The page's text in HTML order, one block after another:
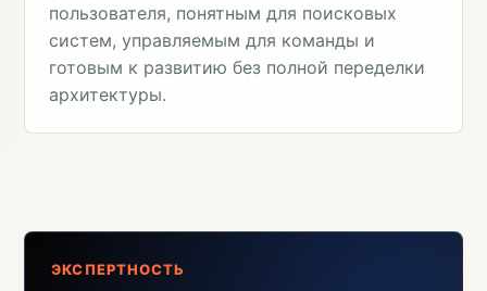
пользователя, понятным для поисковых
систем, управляемым для команды и
готовым к развитию без полной переделки
архитектуры.
ЭКСПЕРТНОСТЬ